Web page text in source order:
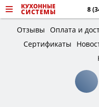
8
Отзывы Оплата и
Сертификаты